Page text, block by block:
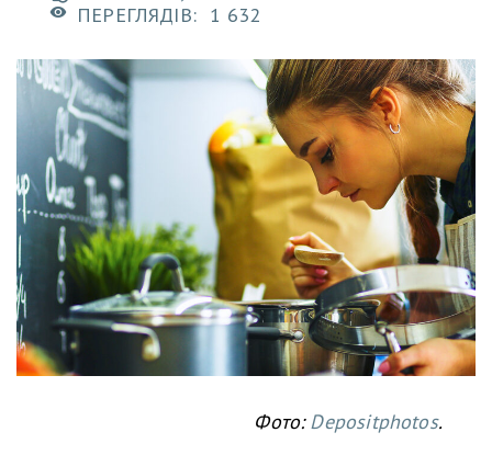
ПЕРЕГЛЯДІВ: 1 632
Фото:Depositphotos.